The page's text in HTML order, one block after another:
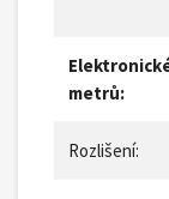
metrů:
Rozlišení: